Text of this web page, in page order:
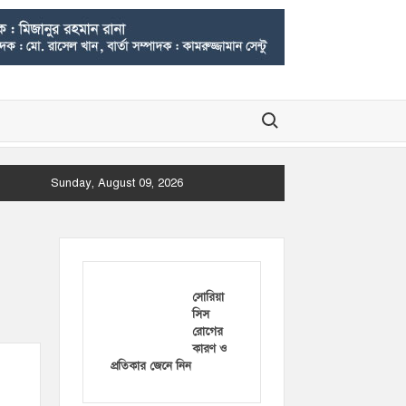
Search for:
Sunday, August 09, 2026
সোরিয়া
সিস
রোগের
কারণ ও
প্রতিকার জেনে নিন